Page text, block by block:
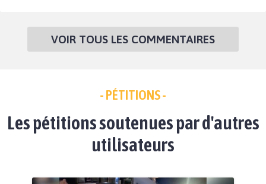
VOIR TOUS LES COMMENTAIRES
- PÉTITIONS -
Les pétitions soutenues par d'autres
utilisateurs